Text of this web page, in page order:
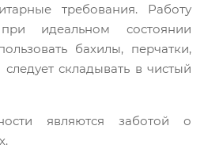
требования. Работу
идеальном состоянии
бахилы, перчатки,
складывать в чистый
являются заботой о